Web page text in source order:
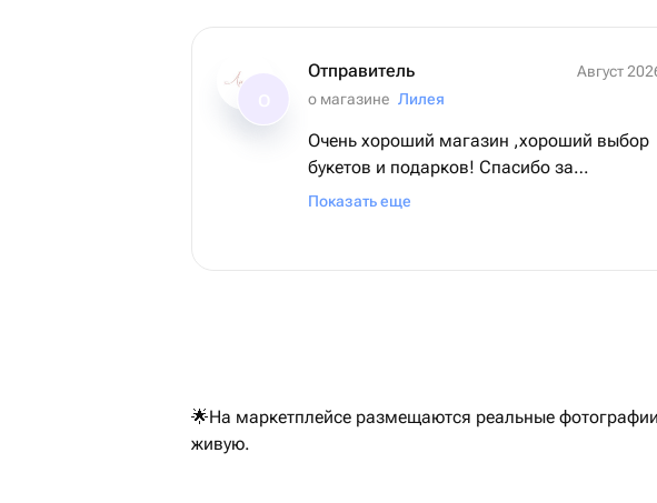
Отправитель
Август
о магазине Лилея
Очень хороший магазин ,хороший выбор
букетов и подарков! Спасибо за
прекрасный букет!
Показать еще
🌟На маркетплейсе размещаются реальные
живую.